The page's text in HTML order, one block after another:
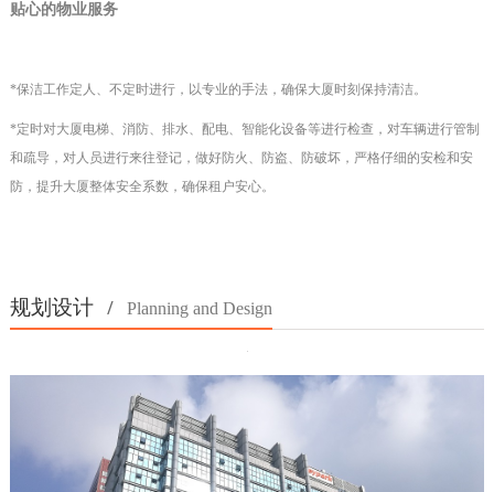
贴心的物业服务
*保洁工作定人、不定时进行，以专业的手法，确保大厦时刻保持清洁。
*定时对大厦电梯、消防、排水、配电、智能化设备等进行检查，对车辆进行管制
和疏导，对人员进行来往登记，做好防火、防盗、防破坏，严格仔细的安检和安
防，提升大厦整体安全系数，确保租户安心。
规划设计 / Planning and Design